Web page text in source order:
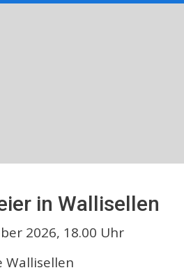
in Wallisellen
2026, 18.00 Uhr
Wallisellen